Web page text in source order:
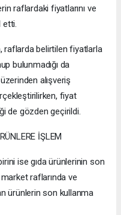
raflardaki fiyatlarını ve
etti.
raflarda belirtilen fiyatlarla
bulunmadığı da
alışveriş
fiyat
de gözden geçirildi.
İŞLEM
ise gıda ürünlerinin son
raflarında ve
ürünlerin son kullanma